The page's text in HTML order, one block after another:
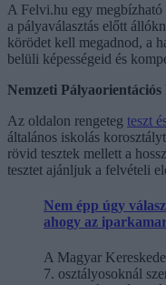
A Felvi.hu egy megbízható
a pályaválasztás előtt
körödet kell megadnod, a
belüli képességeid és
Nemzeti
Az oldalon rengeteg teszt
általános iskolás
rövid tesztek mellett a
tesztet ajánljuk a felvételi
Nem épp úgy
ahogy az
A Magyar
7. osztályosoknál